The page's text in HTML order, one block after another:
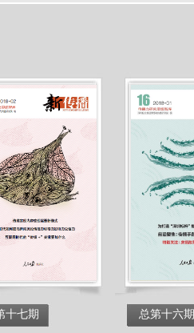
十七期 总第十六期